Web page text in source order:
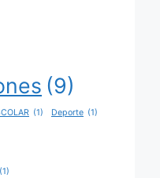
(9)
(1) Deporte (1)
(1)